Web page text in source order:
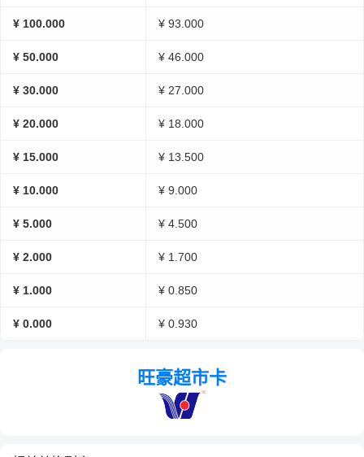
¥ 100.000 ¥ 93.000
¥ 50.000 ¥ 46.000
¥ 30.000 ¥ 27.000
¥ 20.000 ¥ 18.000
¥ 15.000 ¥ 13.500
¥ 10.000 ¥ 9.000
¥ 5.000 ¥ 4.500
¥ 2.000 ¥ 1.700
¥ 1.000 ¥ 0.850
¥ 0.000 ¥ 0.930
旺豪超市卡